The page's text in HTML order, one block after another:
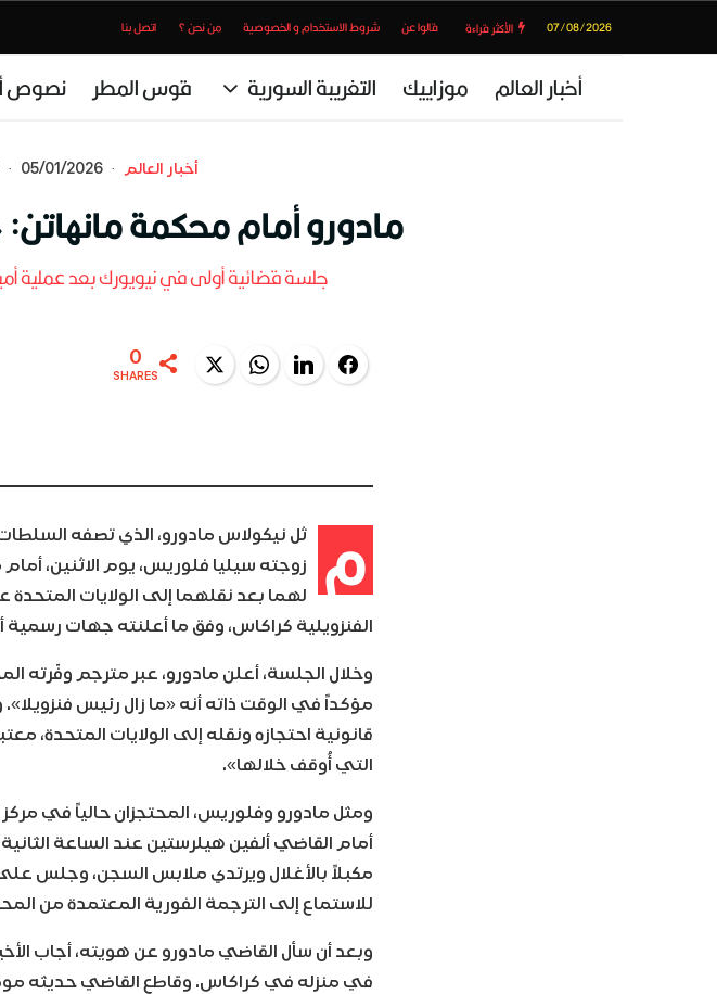
07/08/2026 الأكثر قراءة قالوا عن شروط الاستخدام و الخصوصية من نحن ؟ اتصل بنا
أخبار العالم موزاييك التغريبة السورية قوس المطر نصوص
أخبار العالم ·
05/01/2026
·
مادورو أمام محكمة مانهاتن:
جلسة قضائية أولى في نيويورك بعد عملية
Facebook
LinkedIn
WhatsApp
Twitter
0
SHARES
م
ثل نيكولاس مادورو، الذي تصفه
زوجته سيليا فلوريس، يوم الاثنين،
لهما بعد نقلهما إلى الولايات
الفنزويلية كراكاس، وفق ما أعلنته جهات رسمية
وخلال الجلسة، أعلن مادورو، عبر مترجم وفّرته
مؤكداً في الوقت ذاته أنه «ما زال رئيس
قانونية احتجازه ونقله إلى الولايات المتحدة،
التي أُوقف خلالها».
أمام القاضي ألفين هيلرستين عند الساعة
مكبلاً بالأغلال ويرتدي ملابس السجن، وجلس
للاستماع إلى الترجمة الفورية المعتمدة من
وبعد أن سأل القاضي مادورو عن هويته، أجاب
في منزله في كراكاس. وقاطع القاضي حديثه